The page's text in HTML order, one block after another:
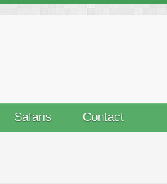
Safaris Contact